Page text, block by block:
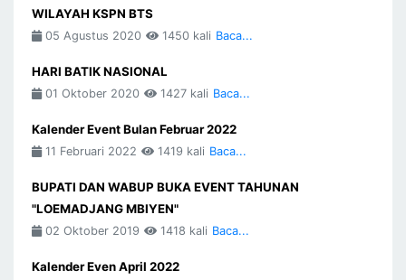
WILAYAH KSPN BTS
05 Agustus 2020 1450 kali Baca...
HARI BATIK NASIONAL
01 Oktober 2020 1427 kali Baca...
Kalender Event Bulan Februar 2022
11 Februari 2022 1419 kali Baca...
BUPATI DAN WABUP BUKA EVENT TAHUNAN
"LOEMADJANG MBIYEN"
02 Oktober 2019 1418 kali Baca...
Kalender Even April 2022